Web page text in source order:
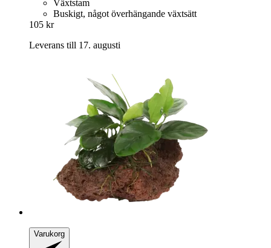
Växtstam
Buskigt, något överhängande växtsätt
105 kr
Leverans till 17. augusti
Varukorg